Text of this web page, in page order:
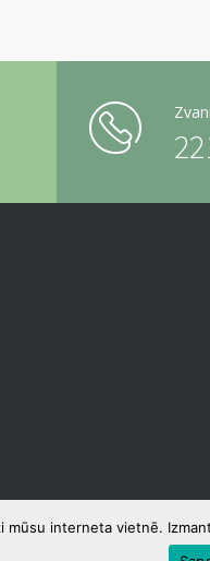
interneta vietnē.